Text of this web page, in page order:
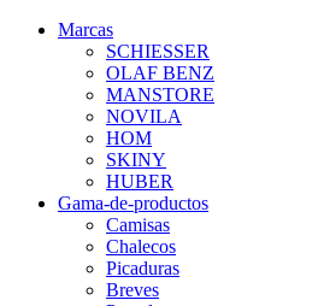
Marcas
SCHIESSER
OLAF BENZ
MANSTORE
NOVILA
HOM
SKINY
HUBER
Gama-de-productos
Camisas
Chalecos
Picaduras
Breves